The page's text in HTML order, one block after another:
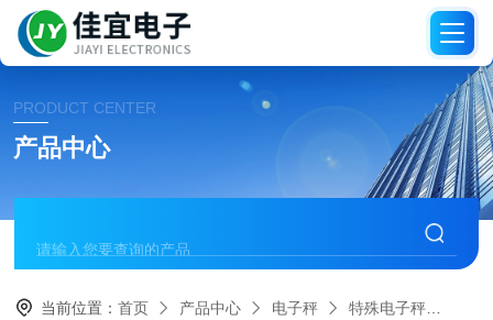
PRODUCT CENTER
产品中心
当前位置：首页 产品中心 电子秤 特殊电子秤